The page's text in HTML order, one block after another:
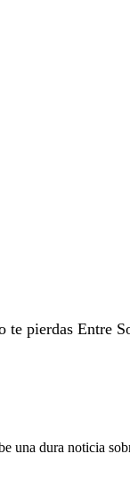
pierdas Entre
una dura noticia